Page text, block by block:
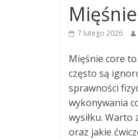
7 lutego 2026
Mięśnie core
często są
sprawności
wykonywania
wysiłku.
oraz jakie